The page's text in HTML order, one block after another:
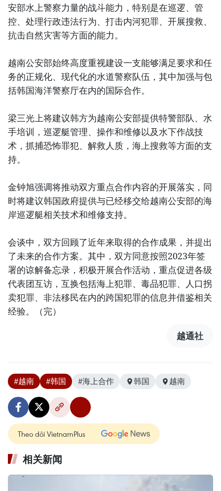
安部水上警察力量的战斗能力，特别是在巡逻、管
控、处理行政违法行为、打击内河犯罪、开展搜救、
抗击自然灾害等方面的能力。
越南公安部始终高度重视建设一支能够满足要求和任
务的正规化、现代化的水道警察队伍，其中加强与包
括韩国海洋警察厅在内的国际合作。
梁三光上将建议韩方为越南公安部提供特警部队、水
手培训，巡逻艇管理、操作和维修以及水下作战技
术，抓捕恐怖罪犯、解救人质，海上搜救等方面的支
持。
金钟旭强调将推动双方重点合作内容的开展落实，同
时将建议韩国政府提供与已经移交给越南公安部的海
岸巡逻艇相关技术和维修支持。
会谈中，双方回顾了近年来取得的合作成果，并提出
了未来的合作方案。其中，双方同意按照2023年签
署的谅解备忘录，积极开展合作活动，重点促进各级
代表团互访，互换包括海上犯罪、毒品犯罪、人口拐
卖犯罪、非法移民在内的跨国犯罪的信息并借鉴相关
经验。（完）
越通社
#越南 #韩国 #海上合作 韩国 越南
Theo dõi VietnamPlus
相关新闻